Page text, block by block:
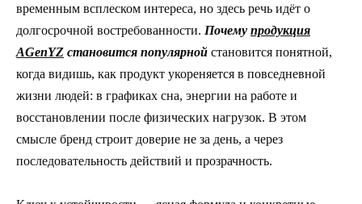
временным всплеском интереса, но здесь речь идёт о
долгосрочной востребованности. Почему продукция
AGenYZ становится популярной становится понятной,
когда видишь, как продукт укореняется в повседневной
жизни людей: в графиках сна, энергии на работе и
восстановлении после физических нагрузок. В этом
смысле бренд строит доверие не за день, а через
последовательность действий и прозрачность.